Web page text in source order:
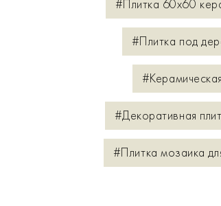
#Плитка 60х60
#Плитка под
#Декоративная
#Плитка мозаика